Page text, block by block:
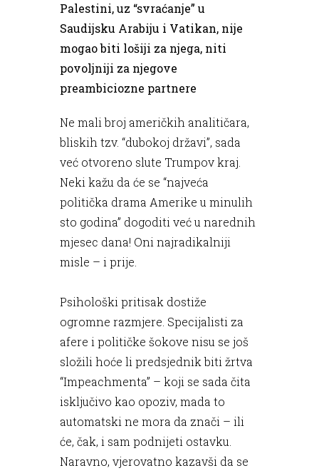
Palestini, uz “svraćanje” u
Saudijsku Arabiju i Vatikan, nije
mogao biti lošiji za njega, niti
povoljniji za njegove
preambiciozne partnere
Ne mali broj američkih analitičara,
bliskih tzv. “dubokoj državi”, sada
već otvoreno slute Trumpov kraj.
Neki kažu da će se “najveća
politička drama Amerike u minulih
sto godina” dogoditi već u narednih
mjesec dana! Oni najradikalniji
misle – i prije.
Psihološki pritisak dostiže
ogromne razmjere. Specijalisti za
afere i političke šokove nisu se još
složili hoće li predsjednik biti žrtva
“Impeachmenta” – koji se sada čita
isključivo kao opoziv, mada to
automatski ne mora da znači – ili
će, čak, i sam podnijeti ostavku.
Naravno, vjerovatno kazavši da se